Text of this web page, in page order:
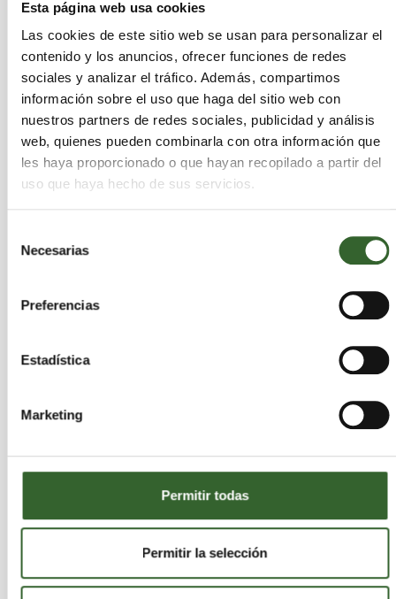
Esta página web usa cookies
Las cookies de este sitio web se usan para personalizar el
contenido y los anuncios, ofrecer funciones de redes
sociales y analizar el tráfico. Además, compartimos
información sobre el uso que haga del sitio web con
nuestros partners de redes sociales, publicidad y análisis
web, quienes pueden combinarla con otra información que
les haya proporcionado o que hayan recopilado a partir del
uso que haya hecho de sus servicios.
Necesarias
Preferencias
Estadística
Marketing
Permitir todas
Permitir la selección
Clasificación, maquinas de limpieza
(lavapistolas y lavapiezas), Limpieza de
separadores, Desgasificación y anulación de
depósitos, Contenedores de gran volumen,
Retirada de fibrocemento
Sectores:Aceites, Acidos, Agrarios, Caucho,
Disolventes, Equipos Electronicos, Escorias,
Lodos, Madera, Metales, Plasticos, Quimicos,
RCD, Sanitarios, Suelos Contaminados, Pilas,
GESTORA DE RESIDUOS 2010,
Cartagena | Trabaja en
Almacenamiento
Aceites Vegetales, Acidos, RCD, Disolventes,
Equipos Electronicos, Lodos, Madera, PCBS,
Pilas, Quimicos, Sanitarios, Suelos
Alimentarios, Caucho, Metales, Papel,
Plasticos, Textiles